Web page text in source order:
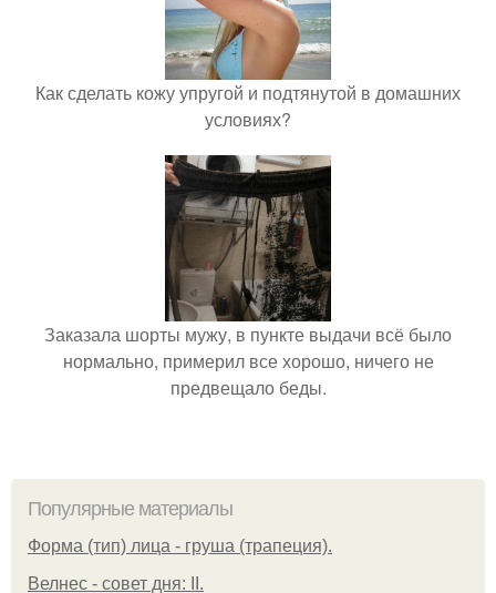
Как сделать кожу упругой и подтянутой в домашних
условиях?
Заказала шорты мужу, в пункте выдачи всё было
нормально, примерил все хорошо, ничего не
предвещало беды.
Популярные материалы
Форма (тип) лица - груша (трапеция).
Велнес - совет дня: II.